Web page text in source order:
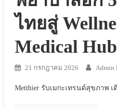
ไทยสู่
Medical
21 กรกฎาคม 2026 Admin
Metthier รับเมกะเทรนด์สุขภาพ